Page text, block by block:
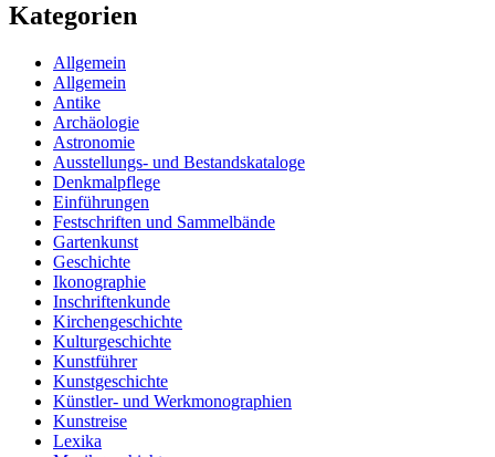
Kategorien
Allgemein
Allgemein
Antike
Archäologie
Astronomie
Ausstellungs- und Bestandskataloge
Denkmalpflege
Einführungen
Festschriften und Sammelbände
Gartenkunst
Geschichte
Ikonographie
Inschriftenkunde
Kirchengeschichte
Kulturgeschichte
Kunstführer
Kunstgeschichte
Künstler- und Werkmonographien
Kunstreise
Lexika